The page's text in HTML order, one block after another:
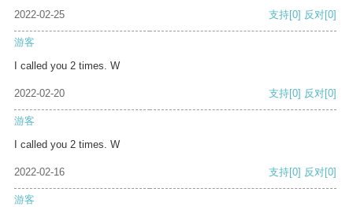
2022-02-25 支持[0] 反对[0]
游客
I called you 2 times. W
2022-02-20 支持[0] 反对[0]
游客
I called you 2 times. W
2022-02-16 支持[0] 反对[0]
游客